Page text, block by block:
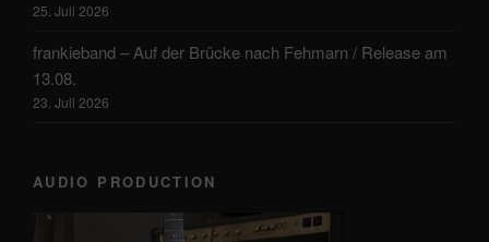
25. Juli 2026
frankieband – Auf der Brücke nach Fehmarn / Release am
13.08.
23. Juli 2026
AUDIO PRODUCTION